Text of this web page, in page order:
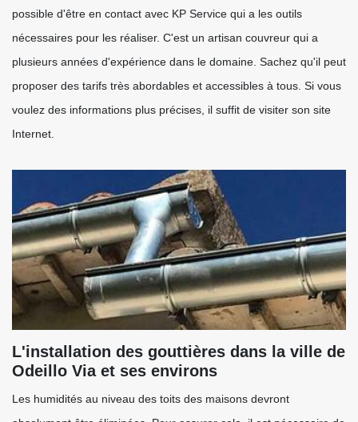
possible d'être en contact avec KP Service qui a les outils
nécessaires pour les réaliser. C'est un artisan couvreur qui a
plusieurs années d'expérience dans le domaine. Sachez qu'il peut
proposer des tarifs très abordables et accessibles à tous. Si vous
voulez des informations plus précises, il suffit de visiter son site
Internet.
L'installation des gouttières dans la ville de
Odeillo Via et ses environs
Les humidités au niveau des toits des maisons devront